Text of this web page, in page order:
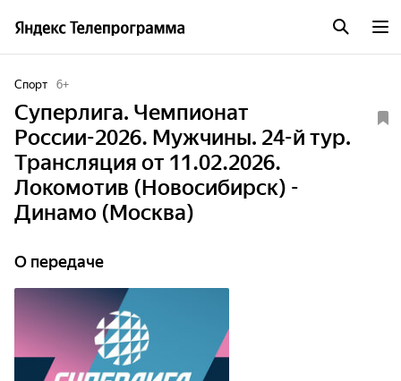
Спорт 6+
Суперлига. Чемпионат
России-2026. Мужчины. 24-й тур.
Трансляция от 11.02.2026.
Локомотив (Новосибирск) -
Динамо (Москва)
О передаче